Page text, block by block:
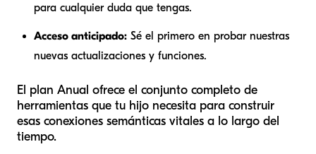
para cualquier duda que tengas.
Acceso anticipado: Sé el primero en probar nuestras
nuevas actualizaciones y funciones.
El plan Anual ofrece el conjunto completo de
herramientas que tu hijo necesita para construir
esas conexiones semánticas vitales a lo largo del
tiempo.